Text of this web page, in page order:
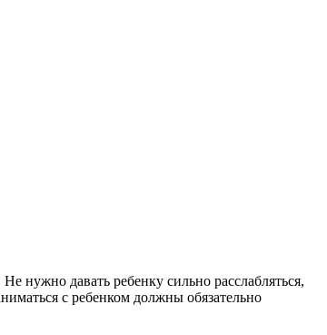
Не нужно давать ребенку сильно расслабляться,
с ребенком должны обязательно